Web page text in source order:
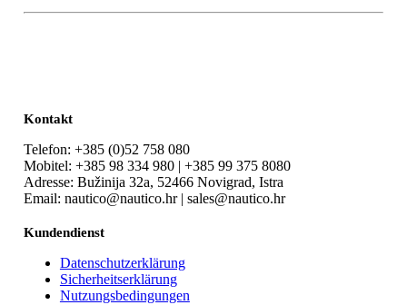
Kontakt
Telefon: +385 (0)52 758 080
Mobitel: +385 98 334 980 | +385 99 375 8080
Adresse: Bužinija 32a, 52466 Novigrad, Istra
Email: nautico@nautico.hr | sales@nautico.hr
Kundendienst
Datenschutzerklärung
Sicherheitserklärung
Nutzungsbedingungen